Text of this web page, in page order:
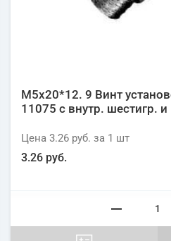
М5х20*12. 9 Винт
11075 с внутр. шестигр.
Цена 3.26 руб. за 1 шт
3.26 руб.